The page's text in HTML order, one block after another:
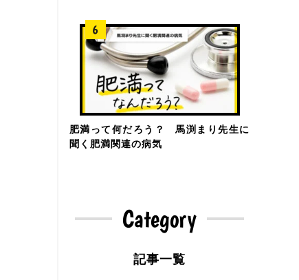
肥満って何だろう？ 馬渕まり先生に
聞く肥満関連の病気
Category
記事一覧